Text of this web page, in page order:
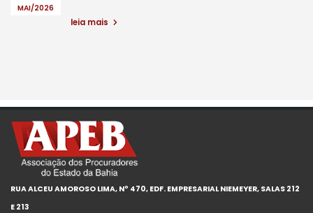
MAI/2026
leia mais
RUA ALCEU AMOROSO LIMA, Nº 470, EDF. EMPRESARIAL NIEMEYER, SALAS 212
E 213